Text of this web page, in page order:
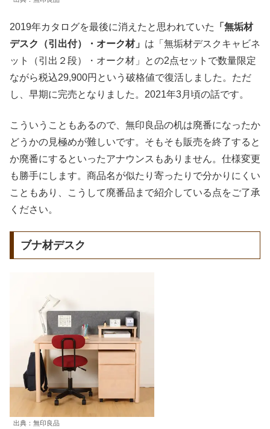
2019年カタログを最後に消えたと思われていた
「無垢材
デスク（引出付）・オーク材」 は「無垢材デスクキャビネ
ット（引出２段）・オーク材」との2点セットで数量限定
ながら税込29,900円という破格値で復活しました。ただ
し、早期に完売となりました。2021年3月頃の話です。
こういうこともあるので、無印良品の机は廃番になったか
どうかの見極めが難しいです。そもそも販売を終了すると
か廃番にするといったアナウンスもありません。仕様変更
も勝手にします。商品名が似たり寄ったりで分かりにくい
こともあり、こうして廃番品まで紹介している点をご了承
ください。
ブナ材デスク
出典：無印良品